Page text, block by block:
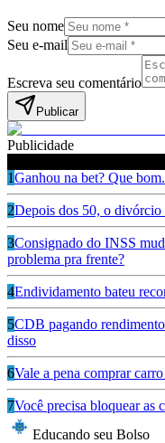
Seu nome
Seu e-mail
Escreva seu comentário
Publicar
Publicidade
1Ganhou na bet? Que
2Depois dos 50, o
3Consignado do INSS
problema pra frente?
4Endividamento bateu
5CDB pagando
disso
6Vale a pena comprar
7Você precisa bloquear as
Educando seu Bolso